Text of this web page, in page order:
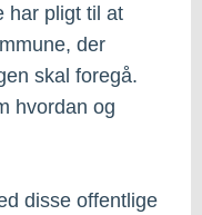
har pligt til at
der
skal foregå.
hvordan og
disse offentlige